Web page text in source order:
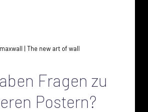
Fragen zu
Postern?